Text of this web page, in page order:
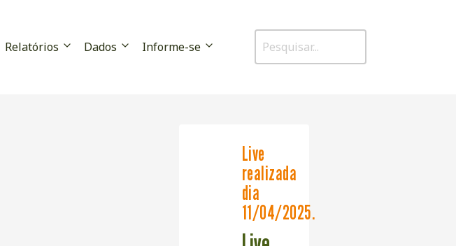
Relatórios Dados Informe-se
Live
realizada
dia
11/04/2025.